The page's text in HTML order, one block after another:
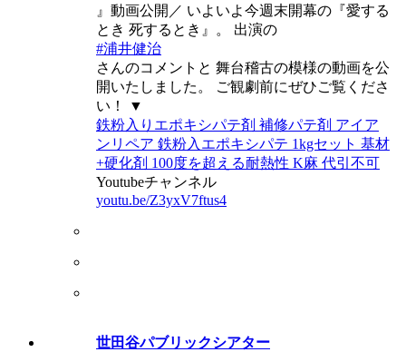
』動画公開／ いよいよ今週末開幕の『愛する
とき 死するとき』。 出演の
#浦井健治
さんのコメントと 舞台稽古の模様の動画を公
開いたしました。 ご観劇前にぜひご覧くださ
い！ ▼
鉄粉入りエポキシパテ剤 補修パテ剤 アイア
ンリペア 鉄粉入エポキシパテ 1kgセット 基材
+硬化剤 100度を超える耐熱性 K麻 代引不可
Youtubeチャンネル
youtu.be/Z3yxV7ftus4
世田谷パブリックシアター